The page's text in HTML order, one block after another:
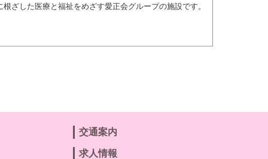
ざした医療と福祉をめざす愛正会グループの施設です。
交通案内
求人情報